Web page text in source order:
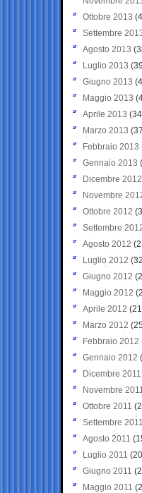
Ottobre 2013
Settembre
Agosto 2013
Luglio 2013
Giugno 2013
Maggio 2013
Aprile 2013
Marzo 2013
Febbraio 2013
Gennaio 2013
Dicembre 2012
Novembre
Ottobre 2012
Settembre
Agosto 2012
Luglio 2012
Giugno 2012
Maggio 2012
Aprile 2012
Marzo 2012
Febbraio 2012
Gennaio 2012
Dicembre 2011
Novembre
Ottobre 2011
Settembre 2011
Agosto 2011
Luglio 2011
Giugno 2011
Maggio 2011